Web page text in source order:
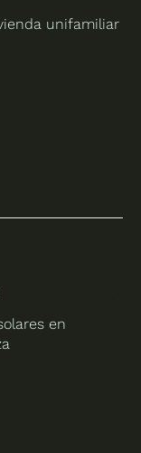
unifamiliar
en